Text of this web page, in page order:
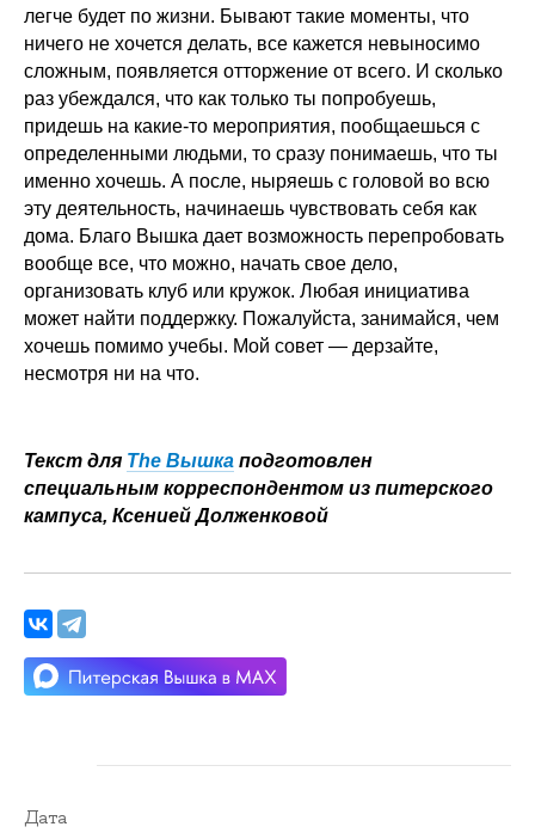
легче будет по жизни. Бывают такие моменты, что
ничего не хочется делать, все кажется невыносимо
сложным, появляется отторжение от всего. И сколько
раз убеждался, что как только ты попробуешь,
придешь на какие-то мероприятия, пообщаешься с
определенными людьми, то сразу понимаешь, что ты
именно хочешь. А после, ныряешь с головой во всю
эту деятельность, начинаешь чувствовать себя как
дома. Благо Вышка дает возможность перепробовать
вообще все, что можно, начать свое дело,
организовать клуб или кружок. Любая инициатива
может найти поддержку. Пожалуйста, занимайся, чем
хочешь помимо учебы. Мой совет — дерзайте,
несмотря ни на что.
Текст для The Вышка подготовлен
специальным корреспондентом из питерского
кампуса, Ксенией Долженковой
Дата